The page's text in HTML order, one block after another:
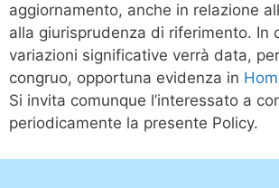
aggiornamento, anche in relazione
alla giurisprudenza di riferimento. In
variazioni significative verrà data,
congruo, opportuna evidenza in
Si invita comunque l’interessato a
periodicamente la presente Policy.